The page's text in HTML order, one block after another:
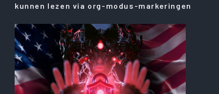
kunnen lezen via org-modus-markeringen